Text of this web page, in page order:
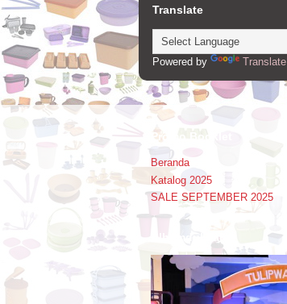
Translate
Powered by Translate
Promo Booklet
Beranda
Katalog 2025
SALE SEPTEMBER 2025
Alhamdulillah